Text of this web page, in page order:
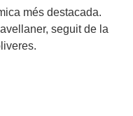
més destacada.
seguit de la